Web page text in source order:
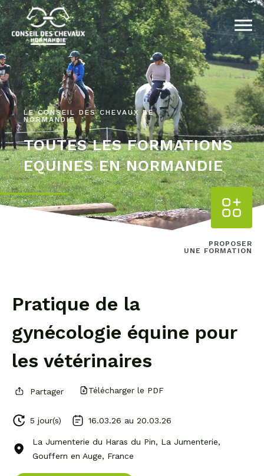
LE CONSEIL DES CHEVAUX DE
NORMANDIE
TOUTES LES FORMATIONS
EQUINES EN NORMANDIE
PROPOSER
UNE FORMATION
Pratique de la
gynécologie équine pour
les vétérinaires
Partager Télécharger le PDF
5 jour(s) 16.03.26 au 20.03.26
La Jumenterie du Haras du Pin, La Jumenterie,
Gouffern en Auge, France